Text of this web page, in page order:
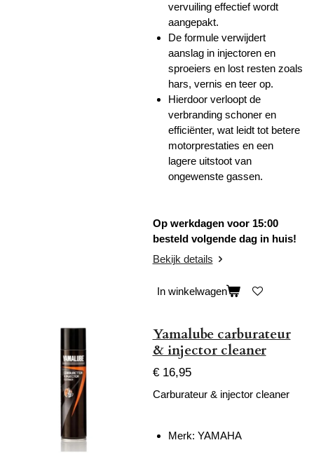
vervuiling effectief wordt
aangepakt.
De formule verwijdert
aanslag in injectoren en
sproeiers en lost resten zoals
hars, vernis en teer op.
Hierdoor verloopt de
verbranding schoner en
efficiënter, wat leidt tot betere
motorprestaties en een
lagere uitstoot van
ongewenste gassen.
Op werkdagen voor 15:00
besteld volgende dag in huis!
Bekijk details
In winkelwagen
Yamalube carburateur
& injector cleaner
€ 16,95
Carburateur & injector cleaner
Merk: YAMAHA